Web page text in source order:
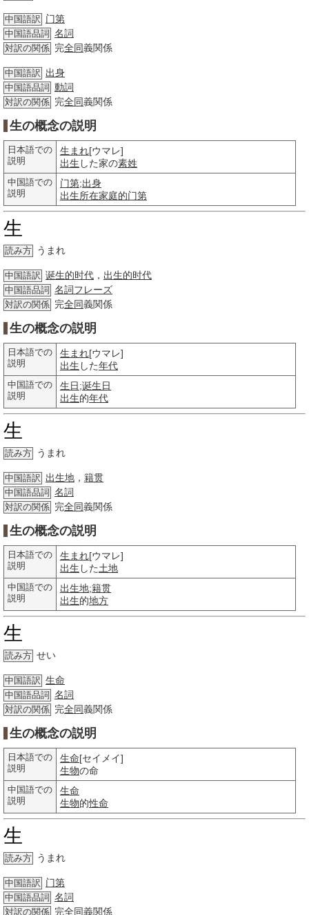
中国語訳 门第
中国語品詞 名詞
対訳の関係 完全同義関係
中国語訳 出身
中国語品詞 動詞
対訳の関係 完全同義関係
生の概念の説明
日本語での
説明
生まれ[ウマレ]
出生 した家の素姓
中国語での
説明
门第;出身
出生所在家庭的门第
生
読み方 うまれ
中国語訳 诞生的时代 ， 出生的时代
中国語品詞 名詞フレーズ
対訳の関係 完全同義関係
生の概念の説明
日本語での
説明
生まれ[ウマレ]
出生 した年代
中国語での
説明
生日;诞生日
出生的年代
生
読み方 うまれ
中国語訳 出生地 ， 籍贯
中国語品詞 名詞
対訳の関係 完全同義関係
生の概念の説明
日本語での
説明
生まれ[ウマレ]
出生 した土地
中国語での
説明
出生地;籍贯
出生的地方
生
読み方 せい
中国語訳 生命
中国語品詞 名詞
対訳の関係 完全同義関係
生の概念の説明
日本語での
説明
生命[セイメイ]
生物の命
中国語での
説明
生命
生物的性命
生
読み方 うまれ
中国語訳 门第
中国語品詞 名詞
対訳の関係 完全同義関係